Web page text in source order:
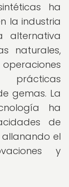
ha
la industria
alternativa
naturales,
gemas. La
ha
de
el
y